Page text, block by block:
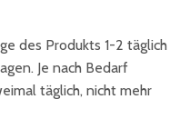
des Produkts 1-2 täglich
Je nach Bedarf
täglich, nicht mehr